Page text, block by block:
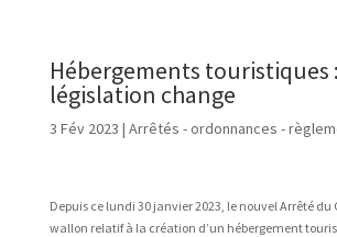
Hébergements touristiques
législation change
3 Fév 2023 | Arrêtés - ordonnances -
Depuis ce lundi 30 janvier 2023, le nouvel Arrêté
wallon relatif à la création d’un hébergement